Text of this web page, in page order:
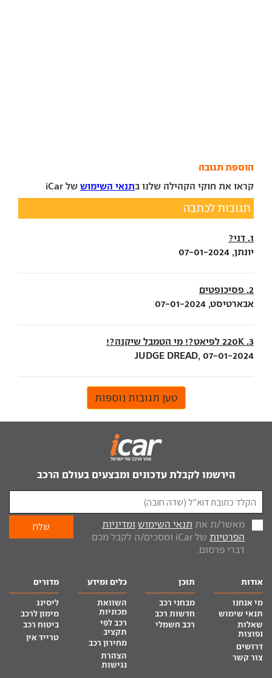
הוספת תגובה
קראו את חוקי הקהילה שלנו בתנאי השימוש של iCar
תגובות לכתבה
1. דני?
יונתן, 07-01-2024
2. פסיכופטים
אבארטיסט, 07-01-2024
3. 220K לפיאט?! מי הטמבל שיקנה?!
JUDGE DREAD, 07-01-2024
טען תגובות נוספות
הירשמו לקבלת עדכונים ומבצעים בעולם הרכב
מאשר/ת את תנאי השימוש ומדיניות
הפרטיות
של iCar ומסכים/ה לקבל מכם
דברי פרסום.
אודות
מי אנחנו
תנאי שימוש
שאלות
נפוצות
דרושים
צור קשר
תוכן
מבחני רכב
חדשות רכב
רכב חשמלי
כלים ומידע
השוואת
מכוניות
רכב לפי
תקציב
מחירון רכב
הצהרת
נגישות
מדורים
ליסינג
מימון לרכב
ביטוח רכב
טרייד אין